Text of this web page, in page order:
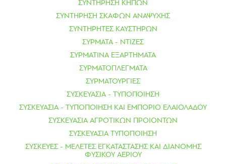
ΣΥΝΤΗΡΗΣΗ ΚΗΠΩΝ
ΣΥΝΤΗΡΗΣΗ ΣΚΑΦΩΝ ΑΝΑΨΥΧΗΣ
ΣΥΝΤΗΡΗΤΕΣ ΚΑΥΣΤΗΡΩΝ
ΣΥΡΜΑΤΑ - ΝΤΙΖΕΣ
ΣΥΡΜΑΤΙΝΑ ΕΞΑΡΤΗΜΑΤΑ
ΣΥΡΜΑΤΟΠΛΕΓΜΑΤΑ
ΣΥΡΜΑΤΟΥΡΓΙΕΣ
ΣΥΣΚΕΥΑΣΙΑ - ΤΥΠΟΠΟΙΗΣΗ
ΣΥΣΚΕΥΑΣΙΑ - ΤΥΠΟΠΟΙΗΣΗ ΚΑΙ ΕΜΠΟΡΙΟ ΕΛΑΙΟΛΑΔΟΥ
ΣΥΣΚΕΥΑΣΙΑ ΑΓΡΟΤΙΚΩΝ ΠΡΟΙΟΝΤΩΝ
ΣΥΣΚΕΥΑΣΙΑ ΤΥΠΟΠΟΙΗΣΗ
ΣΥΣΚΕΥΕΣ - ΜΕΛΕΤΕΣ ΕΓΚΑΤΑΣΤΑΣΗΣ ΚΑΙ ΔΙΑΝΟΜΗΣ
ΦΥΣΙΚΟΥ ΑΕΡΙΟΥ